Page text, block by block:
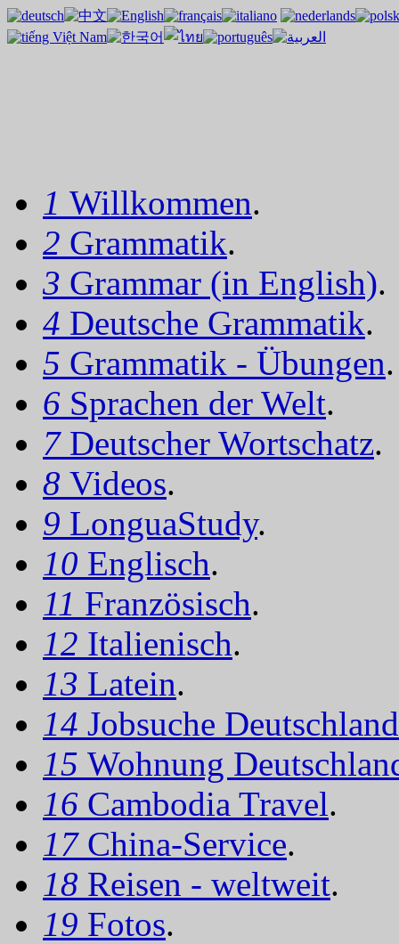
1 Willkommen.
2 Grammatik.
3 Grammar (in English).
4 Deutsche Grammatik.
5 Grammatik - Übungen.
6 Sprachen der Welt.
7 Deutscher Wortschatz.
8 Videos.
9 LonguaStudy.
10 Englisch.
11 Französisch.
12 Italienisch.
13 Latein.
14 Jobsuche Deutschland
15 Wohnung
16 Cambodia Travel.
17 China-Service.
18 Reisen - weltweit.
19 Fotos.